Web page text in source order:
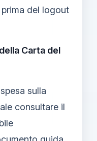
del logout
Carta del
sulla
consultare il